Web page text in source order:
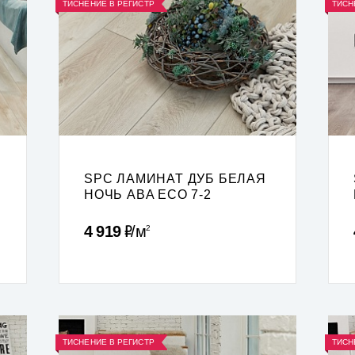
ТИСНЕНИЕ В РЕГИСТР
SPC ЛАМИНАТ ДУБ БЕЛАЯ
НОЧЬ ABA ECO 7-2
4 919Р м2
ТИСНЕНИЕ В РЕГИСТР